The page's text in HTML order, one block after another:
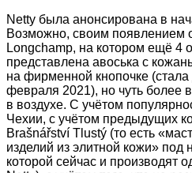
Netty была анонсирована в
Возможно, своим появлением
Longchamp, на котором ещё 4
представлена авоська с
на фирменной кнопочке (стала
февраля 2021), но чуть более
в воздухе. С учётом
Чехии, с учётом предыдущих
Brašnářství Tlustý (то есть
изделий из элитной кожи» под
которой сейчас и производят